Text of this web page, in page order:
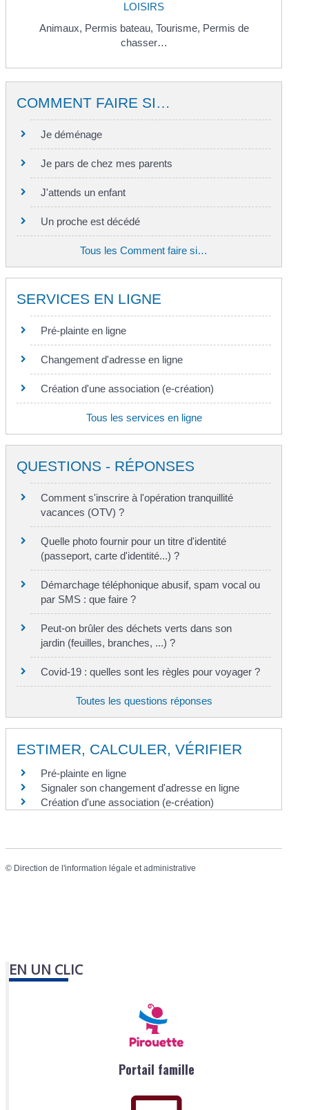
LOISIRS
Animaux, Permis bateau, Tourisme, Permis de
chasser…
COMMENT FAIRE SI…
Je déménage
Je pars de chez mes parents
J'attends un enfant
Un proche est décédé
Tous les Comment faire si…
SERVICES EN LIGNE
Pré-plainte en ligne
Changement d'adresse en ligne
Création d'une association (e-création)
Tous les services en ligne
QUESTIONS - RÉPONSES
Comment s'inscrire à l'opération tranquillité
vacances (OTV) ?
Quelle photo fournir pour un titre d'identité
(passeport, carte d'identité...) ?
Démarchage téléphonique abusif, spam vocal ou
par SMS : que faire ?
Peut-on brûler des déchets verts dans son
jardin (feuilles, branches, ...) ?
Covid-19 : quelles sont les règles pour voyager ?
Toutes les questions réponses
ESTIMER, CALCULER, VÉRIFIER
Pré-plainte en ligne
Signaler son changement d'adresse en ligne
Création d'une association (e-création)
© Direction de l'information légale et administrative
EN UN CLIC
Portail famille